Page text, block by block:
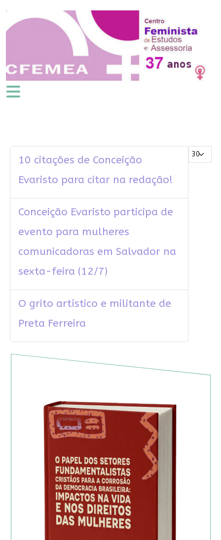
Mostrar #
10 citações de Conceição
Evaristo para citar na redação!
Conceição Evaristo participa de
evento para mulheres
comunicadoras em Salvador na
sexta-feira (12/7)
O grito artístico e militante de
Preta Ferreira